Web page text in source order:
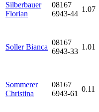
Silberbauer
Florian
08167
6943-44
1.07
Soller Bianca
08167
6943-33
1.01
Sommerer
Christina
08167
6943-61
0.11